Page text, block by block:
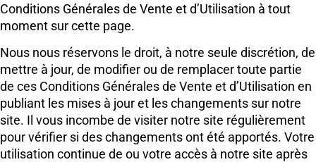
Conditions Générales de Vente et d’Utilisation à tout
moment sur cette page.
Nous nous réservons le droit, à notre seule discrétion, de
mettre à jour, de modifier ou de remplacer toute partie
de ces Conditions Générales de Vente et d’Utilisation en
publiant les mises à jour et les changements sur notre
site. Il vous incombe de visiter notre site régulièrement
pour vérifier si des changements ont été apportés. Votre
utilisation continue de ou votre accès à notre site après